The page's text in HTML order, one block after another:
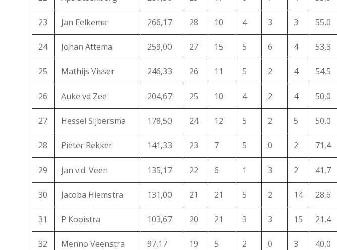
23 Jan Eelkema 266,17 28 10 4 3 3 55,0
24 Johan Attema 259,00 27 15 5 6 4 53,3
25 Mathijs Visser 246,33 26 11 5 2 4 54,5
26 Auke vd Zee 204,67 25 10 4 2 4 50,0
27 Hessel Sijbersma 178,50 24 12 5 2 5 50,0
28 Pieter Rekker 141,33 23 7 5 0 2 71,4
29 Jan v.d. Veen 135,17 22 6 1 3 2 41,7
30 Jacoba Hiemstra 131,00 21 21 5 2 14 28,6
31 P Kooistra 103,67 20 21 3 3 15 21,4
32 Menno Veenstra 97,17 19 5 2 0 3 40,0